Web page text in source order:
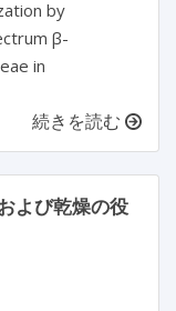
by
β-
in
続きを読む
よび乾燥の役